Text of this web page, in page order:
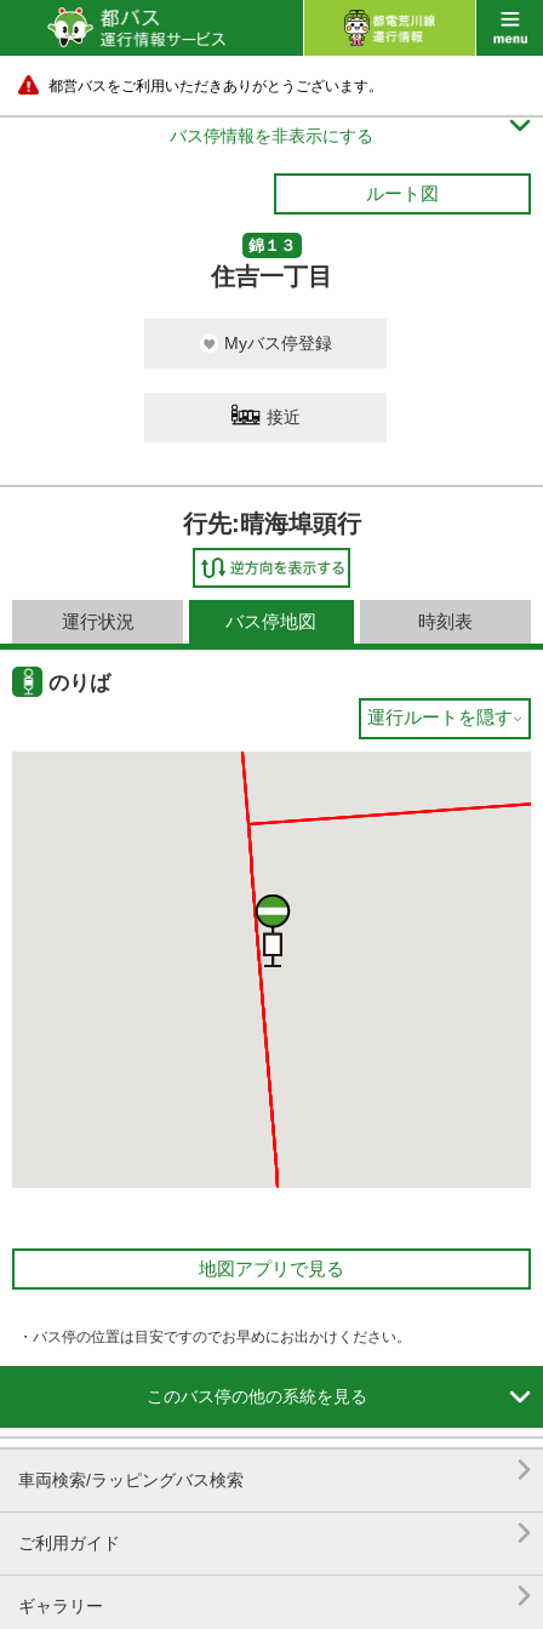
都営バスをご利用いただきありがとうございます。
バス停情報を非表示にする 
ルート図
錦１３
住吉一丁目
Myバス停登録
接近
行先:晴海埠頭行
運行状況 バス停地図 時刻表
のりば
運行ルートを隠す
地図アプリで見る
・バス停の位置は目安ですのでお早めにお出かけください。
このバス停の他の系統を見る 
車両検索/ラッピングバス検索 
ご利用ガイド 
ギャラリー 